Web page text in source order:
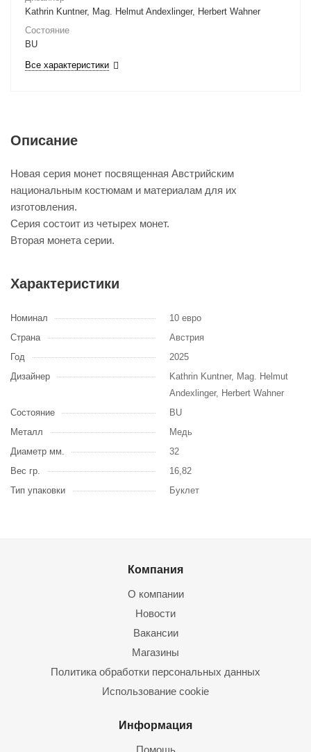
Kathrin Kuntner, Mag. Helmut Andexlinger, Herbert Wahner
Состояние
BU
Все характеристики
Описание
Новая серия монет посвященная Австрийским
национальным костюмам и материалам для их
изготовления.
Серия состоит из четырех монет.
Вторая монета серии.
Характеристики
Номинал
10 евро
Страна
Австрия
Год
2025
Дизайнер
Kathrin Kuntner, Mag. Helmut
Andexlinger, Herbert Wahner
Состояние
BU
Металл
Медь
Диаметр мм.
32
Вес гр.
16,82
Тип упаковки
Буклет
Компания
О компании
Новости
Вакансии
Магазины
Политика обработки персональных данных
Использование cookie
Информация
Помощь